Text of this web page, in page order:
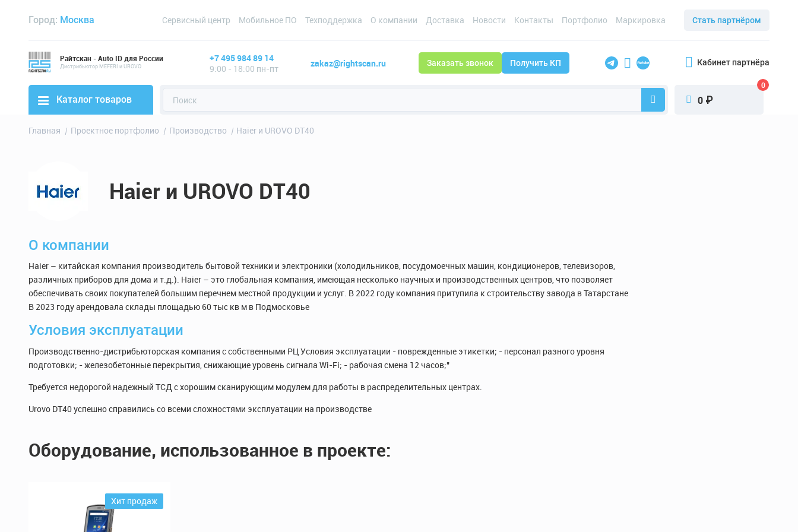
Город: Москва Сервисный центр Мобильное ПО Техподдержка О компании Доставка Новости Контакты Портфолио Маркировка Стать партнёром
Райтскан - Auto ID для России
Дистрибьютор MEFERI и UROVO
+7 495 984 89 14
9:00 - 18:00 пн-пт
zakaz@rightscan.ru Заказать звонок Получить КП Кабинет партнёра
Каталог товаров
0
0 ₽
Главная Проектное портфолио Производство Haier и UROVO DT40
Haier и UROVO DT40
О компании
Haier – китайская компания производитель бытовой техники и электроники (холодильников, посудомоечных машин, кондиционеров, телевизоров,
различных приборов для дома и т.д.). Haier – это глобальная компания, имеющая несколько научных и производственных центров, что позволяет
обеспечивать своих покупателей большим перечнем местной продукции и услуг. В 2022 году компания притупила к строительству завода в Татарстане
В 2023 году арендовала склады площадью 60 тыс кв м в Подмосковье
Условия эксплуатации
Производственно-дистрибьюторская компания с собственными РЦ Условия эксплуатации - поврежденные этикетки; - персонал разного уровня
подготовки; - железобетонные перекрытия, снижающие уровень сигнала Wi-Fi; - рабочая смена 12 часов;"
Требуется недорогой надежный ТСД с хорошим сканирующим модулем для работы в распределительных центрах.
Urovo DT40 успешно справились со всеми сложностями эксплуатации на производстве
Оборудование, использованное в проекте:
Хит продаж